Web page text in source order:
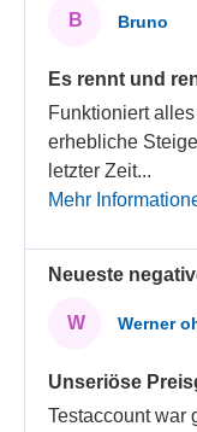
B Bruno
Es rennt und
Funktioniert
erhebliche
letzter Zeit...
Mehr
Neueste
W Werner
Unseriöse
Testaccount war